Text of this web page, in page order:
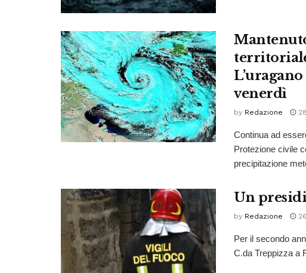
venerdì
by Redazione 28
Continua ad
Protezione civile
precipitazione
Un
by Redazione 26
Per il secondo
C.da Treppizza a